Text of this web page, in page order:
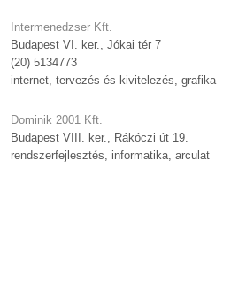
Intermenedzser Kft.
Budapest VI. ker., Jókai tér 7
(20) 5134773
internet, tervezés és kivitelezés, grafika
Dominik 2001 Kft.
Budapest VIII. ker., Rákóczi út 19.
rendszerfejlesztés, informatika, arculat